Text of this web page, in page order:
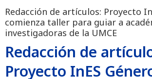
Redacción de artículos: Proyecto
comienza taller para guiar a
investigadoras de la UMCE
Redacción de
Proyecto InES